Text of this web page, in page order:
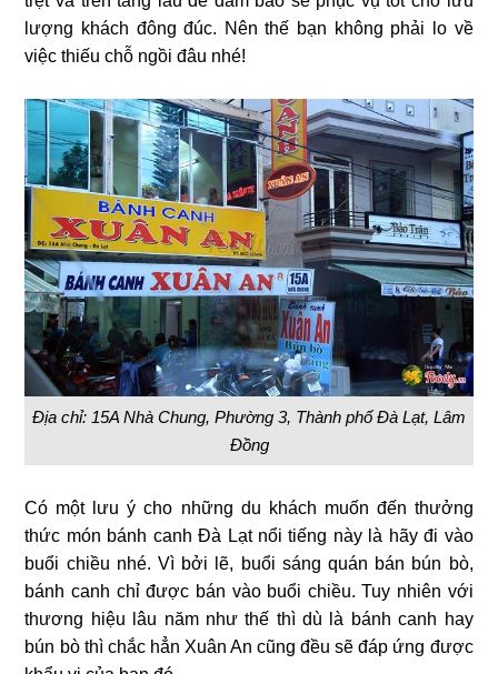
lượng khách đông đúc. Nên thế bạn không phải lo về
việc thiếu chỗ ngồi đâu nhé!
Địa chỉ: 15A Nhà Chung, Phường 3, Thành phố Đà Lạt, Lâm
Đồng
Có một lưu ý cho những du khách muốn đến thưởng
thức món bánh canh Đà Lạt nổi tiếng này là hãy đi vào
buổi chiều nhé. Vì bởi lẽ, buổi sáng quán bán bún bò,
bánh canh chỉ được bán vào buổi chiều. Tuy nhiên với
thương hiệu lâu năm như thế thì dù là bánh canh hay
bún bò thì chắc hẳn Xuân An cũng đều sẽ đáp ứng được